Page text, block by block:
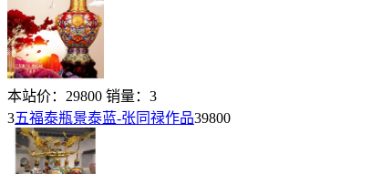
本站价： 29800 销量： 3
3五福泰瓶景泰蓝-张同禄作品39800